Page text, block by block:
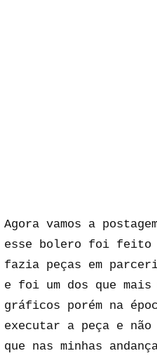
Agora vamos a
esse bolero foi feito
fazia peças em
e foi um dos que
gráficos porém na
executar a peça e
que nas minhas